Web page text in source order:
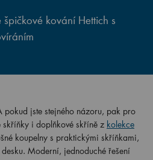
špičkové kování Hettich s
jste stejného názoru, pak pro
skříňky i doplňkové skříně z kolekce
koupelny s praktickými skříňkami,
Moderní, jednoduché řešení